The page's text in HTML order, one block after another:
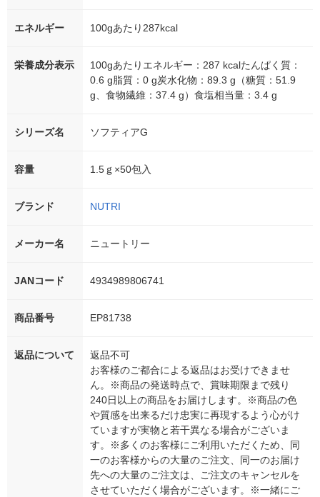
エネルギー 100gあたり287kcal
栄養成分表示
100gあたりエネルギー：287 kcalたんぱく質：
0.6 g脂質：0 g炭水化物：89.3 g（糖質：51.9
g、食物繊維：37.4 g）食塩相当量：3.4 g
シリーズ名 ソフティアG
容量 1.5ｇ×50包入
ブランド NUTRI
メーカー名 ニュートリー
JANコード 4934989806741
商品番号 EP81738
返品について
返品不可
お客様のご都合による返品はお受けできませ
ん。※商品の発送時点で、賞味期限まで残り
240日以上の商品をお届けします。※商品の色
や質感を出来るだけ忠実に再現するよう心がけ
ていますが実物と若干異なる場合がございま
す。※多くのお客様にご利用いただくため、同
一のお客様からの大量のご注文、同一のお届け
先への大量のご注文は、ご注文のキャンセルを
させていただく場合がございます。※一緒にご